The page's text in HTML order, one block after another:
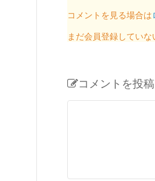
コメントを見る場合は
まだ会員登録していな
コメントを投稿